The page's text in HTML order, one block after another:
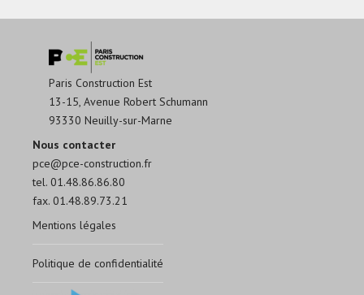
Paris Construction Est
13-15, Avenue Robert Schumann
93330 Neuilly-sur-Marne
Nous contacter
pce@pce-construction.fr
tel. 01.48.86.86.80
fax. 01.48.89.73.21
Mentions légales
Politique de confidentialité